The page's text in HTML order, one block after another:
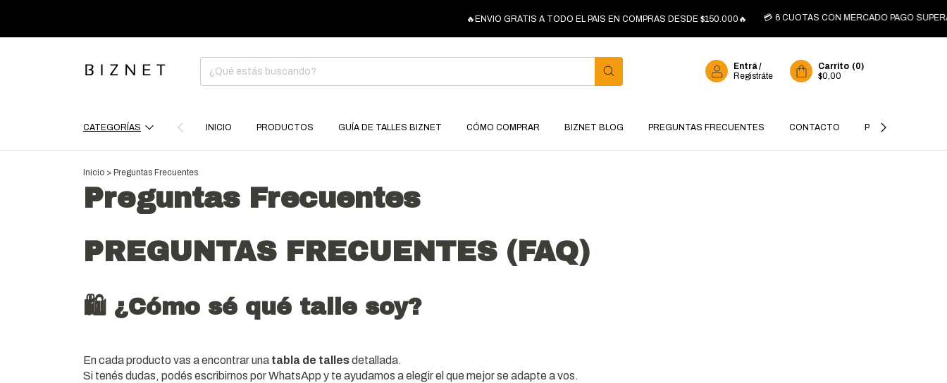
🔥ENVIO GRATIS A TODO EL PAIS EN COMPRAS DESDE $150.000🔥 💳 6 CUOTAS CON MERCADO PAGO SUPERANDO
Entrá/
Registráte
Carrito (0)
$0,00
CATEGORÍAS INICIO PRODUCTOS GUÍA DE TALLES BIZNET CÓMO COMPRAR BIZNET BLOG PREGUNTAS FRECUENTES CONTACTO POLÍTICA DE
Inicio > Preguntas Frecuentes
Preguntas Frecuentes
PREGUNTAS FRECUENTES (FAQ)
🛍 ¿Cómo sé qué talle soy?
En cada producto vas a encontrar una tabla de tallesdetallada.
Si tenés dudas, podés escribirnos por WhatsApp y te ayudamos a elegir el que mejor se adapte a vos.